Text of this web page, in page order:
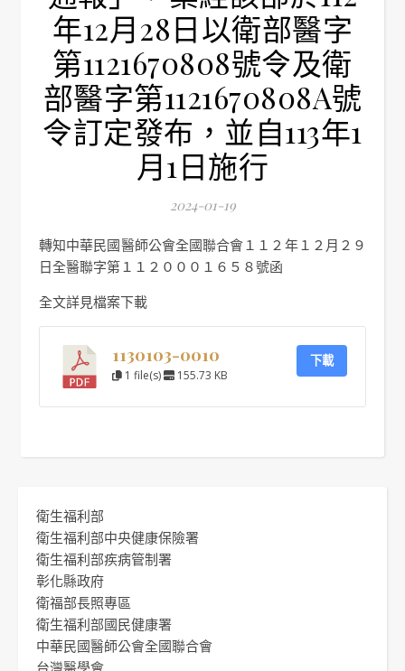
年12月28日以衛部醫字
第1121670808號令及衛
部醫字第1121670808A號
令訂定發布，並自113年1
月1日施行
2024-01-19
轉知中華民國醫師公會全國聯合會１１２年１２月２９
日全醫聯字第１１２０００１６５８號函
全文詳見檔案下載
1130103-0010
1 file(s) 155.73 KB
下載
衛生福利部
衛生福利部中央健康保險署
衛生福利部疾病管制署
彰化縣政府
衛福部長照專區
衛生福利部國民健康署
中華民國醫師公會全國聯合會
台灣醫學會